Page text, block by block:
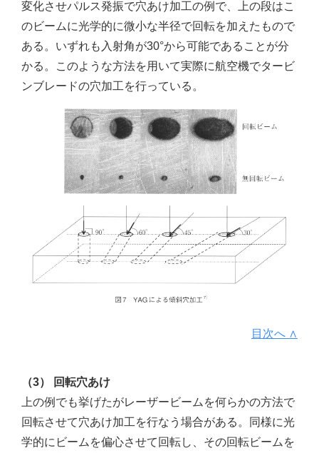
変化させパルス発振で穴あけ加工の例で、上の段はこ
のビームに光学的に微小な半径で回転を加えたもので
ある。いずれも入射角が30°から可能であることが分
かる。このような方法を用いて実際に航空機でタービ
ンブレードの穴加工を行っている。
目次へ ∧
（3） 回転穴あけ
上の例でも挙げたがレーザービームを何らかの方法で
回転させて穴あけ加工を行なう場合がある。同様に光
学的にビームを偏心させて回転し、その回転ビームを